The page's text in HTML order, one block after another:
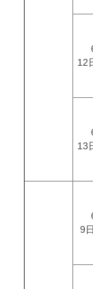
6
12
6
13
6
9